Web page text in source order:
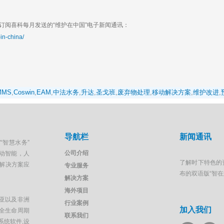
科每月发送的“维护在中国”电子新闻通讯：
china/
Coswin EAM 中法水务 升达 圣戈班 废弃物处理 移动解决方案 维护改进
智慧水务”
智能，人
决方案应
以及非洲
生命周期
统软件,设
导航栏
公司介绍
专业服务
解决方案
海外项目
行业案例
联系我们
新闻通讯
了解时下特色的
布的双语版“智
加入我们